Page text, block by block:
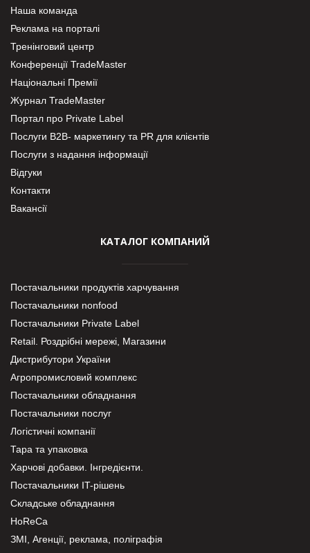
Наша команда
Реклама на порталі
Тренінговий центр
Конференції TradeMaster
Національні Премії
Журнал TradeMaster
Портал про Private Label
Послуги В2В- маркетингу та PR для клієнтів
Послуги з надання інформації
Відгуки
Контакти
Вакансії
КАТАЛОГ КОМПАНИЙ
Постачальники продуктів харчування
Постачальники nonfood
Постачальники Private Label
Retail. Роздрібні мережі, Магазини
Дистрибутори України
Агропромисловий комплекс
Постачальники обладнання
Постачальники послуг
Логістичні компанії
Тара та упаковка
Харчові добавки. Інгредієнти.
Постачальники IT-рішень
Складське обладнання
HoReCa
ЗМІ, Агенції, реклама, поліграфія